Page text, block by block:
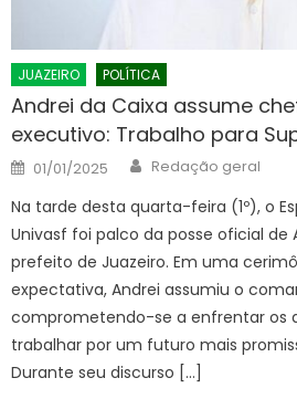
JUAZEIRO POLÍTICA
Andrei da Caixa assume
executivo: Trabalho para
Posted
on
01/01/2025 Author
Redação geral
Na tarde desta quarta-feira (1º), o
Univasf foi palco da posse oficial de
prefeito de Juazeiro. Em uma
expectativa, Andrei assumiu o
comprometendo-se a enfrentar os
trabalhar por um futuro mais
Durante seu discurso […]